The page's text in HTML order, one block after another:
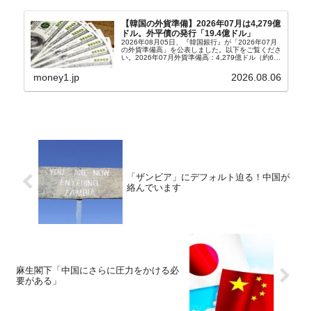
【韓国の外貨準備】2026年07月は4,279億
ドル。外平債の発行「19.4億ドル」
2026年08月05日、『韓国銀行』が「2026年07月
の外貨準備高」を公表しました。以下をご覧くださ
い。2026年07月外貨準備高：4,279億ドル（約67
money1.jp 2026.08.06
「ザンビア」にデフォルト迫る！中国が
絡んでいます
麻生閣下「中国にさらに圧力をかける必
要がある」